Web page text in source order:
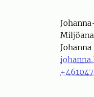
Person